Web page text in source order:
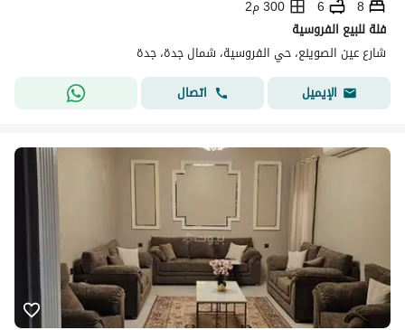
8
6
300 م2
فلة للبيع الفروسية
شارع عين الصوينع، حي الفروسية، شمال جدة، جدة
الإيميل
اتصال